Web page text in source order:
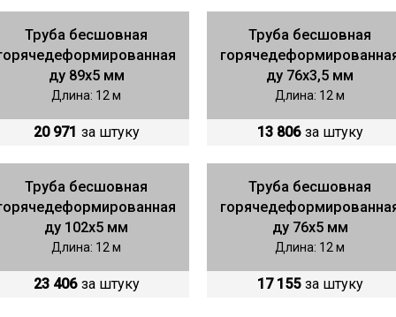
Труба бесшовная
ду 89х5 мм
Длина: 12 м
20 971 за штуку
Труба бесшовная
ду 76х3,5 мм
Длина: 12 м
13 806 за штуку
Труба бесшовная
ду 102х5 мм
Длина: 12 м
23 406 за штуку
Труба бесшовная
ду 76х5 мм
Длина: 12 м
17 155 за штуку